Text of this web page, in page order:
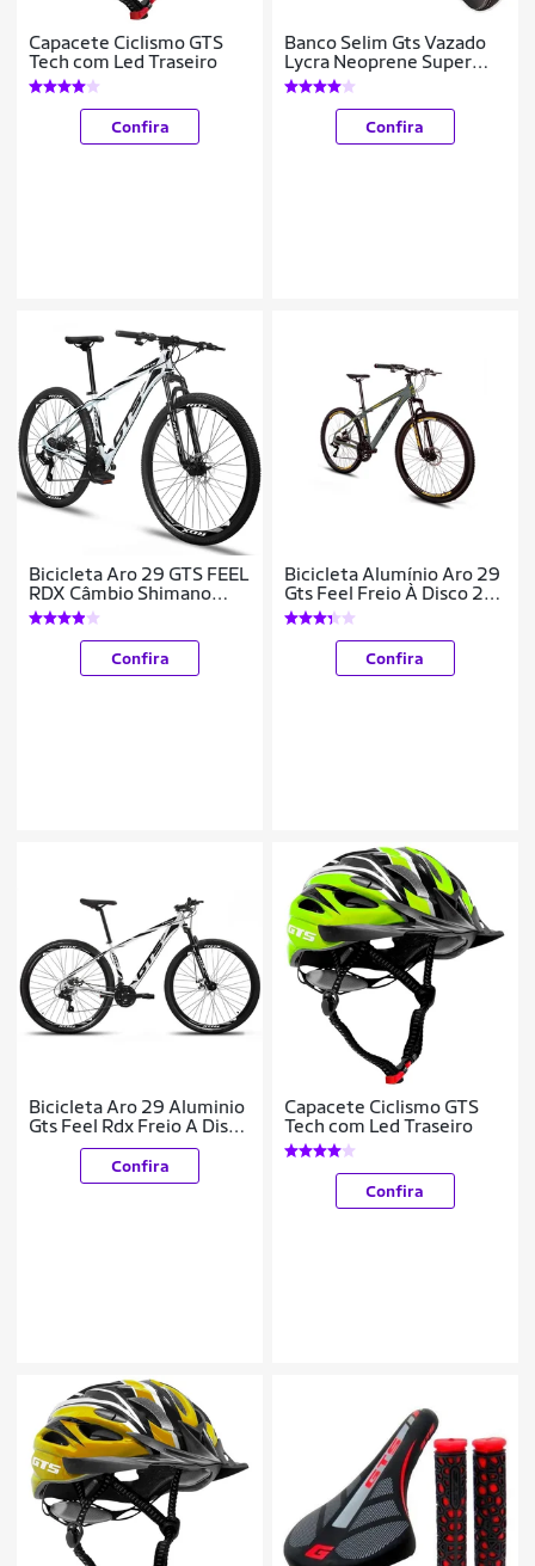
Capacete Ciclismo GTS
Tech com Led Traseiro
Confira
Banco Selim Gts Vazado
Lycra Neoprene Super
Confortável Bike
Confira
Bicicleta Aro 29 GTS FEEL
RDX Câmbio Shimano
Freio a Disco 21 Marchas
Confira
Bicicleta Alumínio Aro 29
Gts Feel Freio À Disco 21
Marchas
Confira
Bicicleta Aro 29 Aluminio
Gts Feel Rdx Freio A Disco
24 Marchas
Confira
Capacete Ciclismo GTS
Tech com Led Traseiro
Confira